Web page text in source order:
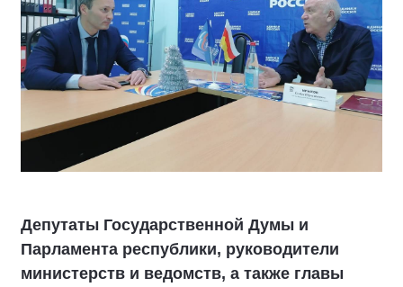
Депутаты Государственной Думы и
Парламента республики, руководители
министерств и ведомств, а также главы